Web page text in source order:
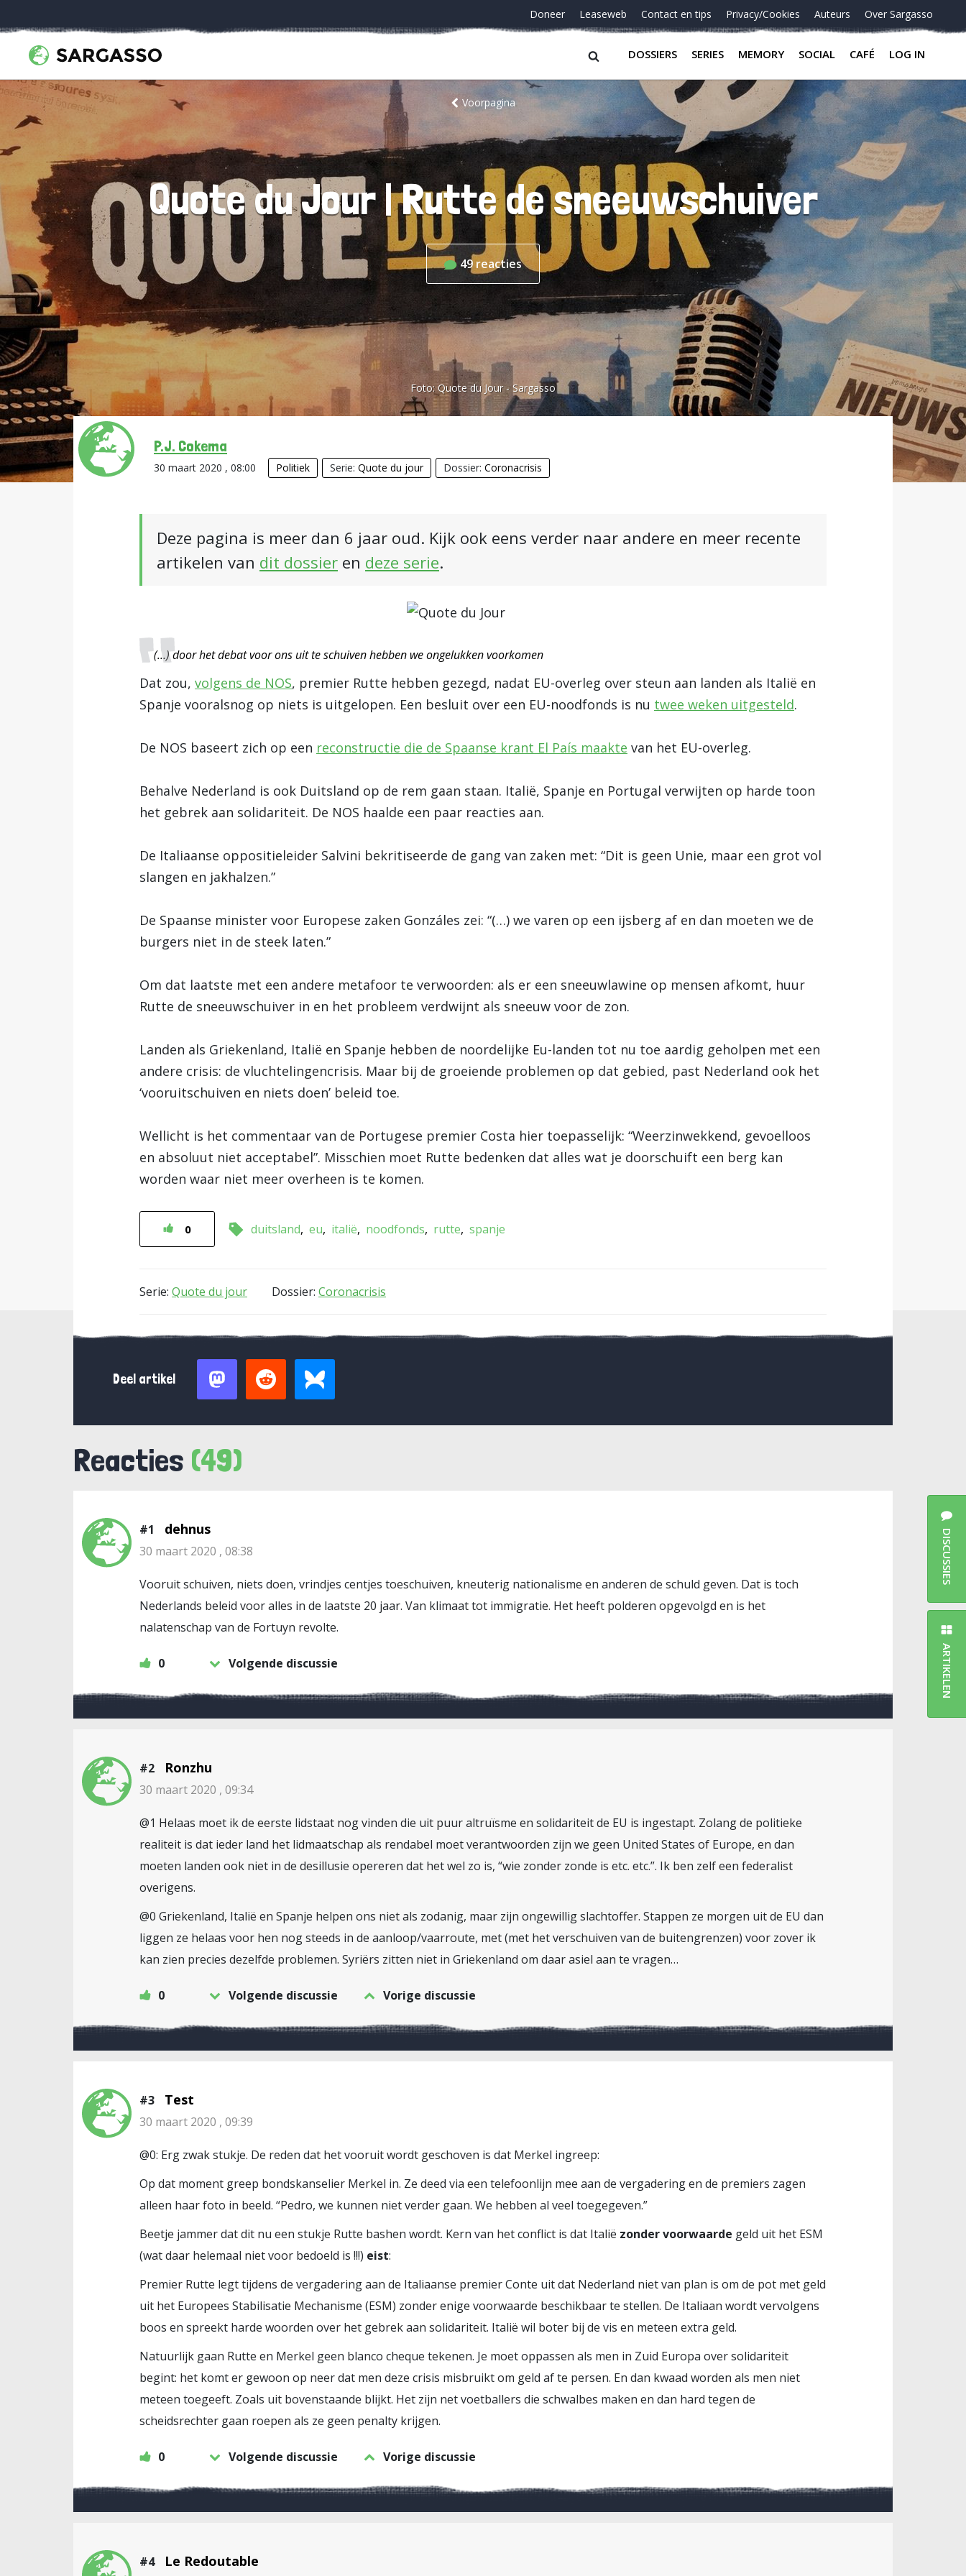
Doneer Leaseweb Contact en tips Privacy/Cookies Auteurs Over Sargasso
DOSSIERS SERIES MEMORY SOCIAL CAFÉ LOG IN
Voorpagina
Quote du Jour | Rutte de sneeuwschuiver
49 reacties
Foto:Quote du Jour - Sargasso
P.J. Cokema
30 maart 2020 , 08:00 Politiek Serie: Quote du jour Dossier: Coronacrisis
Deze pagina is meer dan 6 jaar oud. Kijk ook eens verder naar andere en meer recente
artikelen van dit dossier en deze serie.
(…) door het debat voor ons uit te schuiven hebben we ongelukken voorkomen
Dat zou, volgens de NOS, premier Rutte hebben gezegd, nadat EU-overleg over steun aan landen als Italië en
Spanje vooralsnog op niets is uitgelopen. Een besluit over een EU-noodfonds is nu twee weken uitgesteld.
De NOS baseert zich op een reconstructie die de Spaanse krant El País maakte van het EU-overleg.
Behalve Nederland is ook Duitsland op de rem gaan staan. Italië, Spanje en Portugal verwijten op harde toon
het gebrek aan solidariteit. De NOS haalde een paar reacties aan.
De Italiaanse oppositieleider Salvini bekritiseerde de gang van zaken met: “Dit is geen Unie, maar een grot vol
slangen en jakhalzen.”
De Spaanse minister voor Europese zaken Gonzáles zei: “(…) we varen op een ijsberg af en dan moeten we de
burgers niet in de steek laten.”
Om dat laatste met een andere metafoor te verwoorden: als er een sneeuwlawine op mensen afkomt, huur
Rutte de sneeuwschuiver in en het probleem verdwijnt als sneeuw voor de zon.
Landen als Griekenland, Italië en Spanje hebben de noordelijke Eu-landen tot nu toe aardig geholpen met een
andere crisis: de vluchtelingencrisis. Maar bij de groeiende problemen op dat gebied, past Nederland ook het
‘vooruitschuiven en niets doen’ beleid toe.
Wellicht is het commentaar van de Portugese premier Costa hier toepasselijk: “Weerzinwekkend, gevoelloos
en absoluut niet acceptabel”. Misschien moet Rutte bedenken dat alles wat je doorschuift een berg kan
worden waar niet meer overheen is te komen.
0 duitsland eu italië noodfonds rutte spanje
Serie: Quote du jour Dossier: Coronacrisis
Deel artikel
Reacties (49)
#1 dehnus
30 maart 2020 , 08:38
Vooruit schuiven, niets doen, vrindjes centjes toeschuiven, kneuterig nationalisme en anderen de schuld geven. Dat is toch
Nederlands beleid voor alles in de laatste 20 jaar. Van klimaat tot immigratie. Het heeft polderen opgevolgd en is het
nalatenschap van de Fortuyn revolte.
0 Volgende discussie
#2 Ronzhu
30 maart 2020 , 09:34
@1 Helaas moet ik de eerste lidstaat nog vinden die uit puur altruïsme en solidariteit de EU is ingestapt. Zolang de politieke
realiteit is dat ieder land het lidmaatschap als rendabel moet verantwoorden zijn we geen United States of Europe, en dan
moeten landen ook niet in de desillusie opereren dat het wel zo is, “wie zonder zonde is etc. etc.”. Ik ben zelf een federalist
overigens.
@0 Griekenland, Italië en Spanje helpen ons niet als zodanig, maar zijn ongewillig slachtoffer. Stappen ze morgen uit de EU dan
liggen ze helaas voor hen nog steeds in de aanloop/vaarroute, met (met het verschuiven van de buitengrenzen) voor zover ik
kan zien precies dezelfde problemen. Syriërs zitten niet in Griekenland om daar asiel aan te vragen…
0 Volgende discussie Vorige discussie
#3 Test
30 maart 2020 , 09:39
@0: Erg zwak stukje. De reden dat het vooruit wordt geschoven is dat Merkel ingreep:
Op dat moment greep bondskanselier Merkel in. Ze deed via een telefoonlijn mee aan de vergadering en de premiers zagen
alleen haar foto in beeld. “Pedro, we kunnen niet verder gaan. We hebben al veel toegegeven.”
Beetje jammer dat dit nu een stukje Rutte bashen wordt. Kern van het conflict is dat Italië zonder voorwaarde geld uit het ESM
(wat daar helemaal niet voor bedoeld is !!!) eist:
Premier Rutte legt tijdens de vergadering aan de Italiaanse premier Conte uit dat Nederland niet van plan is om de pot met geld
uit het Europees Stabilisatie Mechanisme (ESM) zonder enige voorwaarde beschikbaar te stellen. De Italiaan wordt vervolgens
boos en spreekt harde woorden over het gebrek aan solidariteit. Italië wil boter bij de vis en meteen extra geld.
Natuurlijk gaan Rutte en Merkel geen blanco cheque tekenen. Je moet oppassen als men in Zuid Europa over solidariteit
begint: het komt er gewoon op neer dat men deze crisis misbruikt om geld af te persen. En dan kwaad worden als men niet
meteen toegeeft. Zoals uit bovenstaande blijkt. Het zijn net voetballers die schwalbes maken en dan hard tegen de
scheidsrechter gaan roepen als ze geen penalty krijgen.
0 Volgende discussie Vorige discussie
#4 Le Redoutable
DISCUSSIES
ARTIKELEN